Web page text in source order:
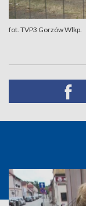
fot. TVP3 Gorzów Wlkp.